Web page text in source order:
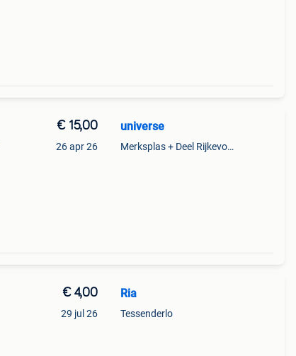
€ 15,00
26 apr 26
universe
Merksplas + Deel Rijkevorsel
€ 4,00
29 jul 26
Ria
Tessenderlo